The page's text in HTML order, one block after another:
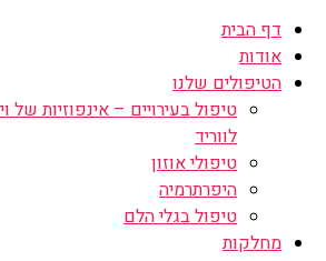
דף הבית
אודות
הטיפולים שלנו
טיפול בעירויים – אינפוזיות של
לווריד
טיפולי אוזון
היפרתרמיה
טיפול בגלי הלם
מחלקות